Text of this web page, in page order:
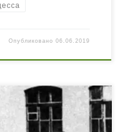
Опубликовано06.06.2019
полета на моторном